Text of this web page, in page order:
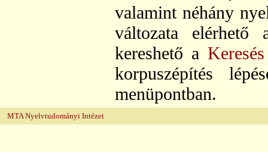
valamint néhány
változata
kereshető a Keresés
korpuszépítés
menüpontban.
MTA Nyelvtudományi Intézet